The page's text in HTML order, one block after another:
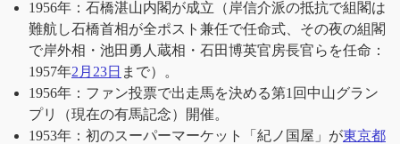
1956年：石橋湛山内閣が成立（岸信介派の抵抗で組閣は
難航し石橋首相が全ポスト兼任で任命式、その夜の組閣
で岸外相・池田勇人蔵相・石田博英官房長官らを任命：
1957年2月23日 まで）。
1956年：ファン投票で出走馬を決める第1回中山グラン
プリ（現在の有馬記念）開催。
1953年：初のスーパーマーケット「紀ノ国屋」が東京都